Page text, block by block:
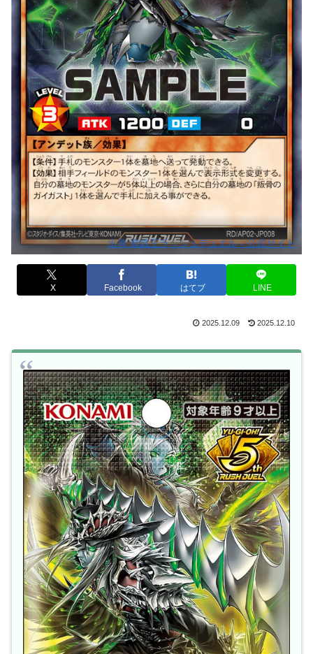
出典:遊戯王ラッシュデュエル - 公式サイト
X Facebook はてブ LINE
2025.12.09 2025.12.10